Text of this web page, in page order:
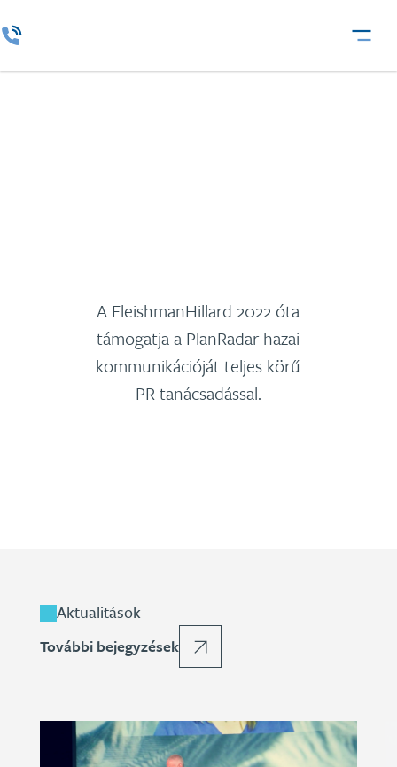
A FleishmanHillard 2022 óta
támogatja a PlanRadar hazai
kommunikációját teljes körű
PR tanácsadással.
Aktualitások
További bejegyzések